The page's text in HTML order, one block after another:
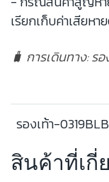
เรียกเก็บค่าเสียหา
🧳 การเดินทาง: ร
รองเท้า-
สินค้าที่เกี่